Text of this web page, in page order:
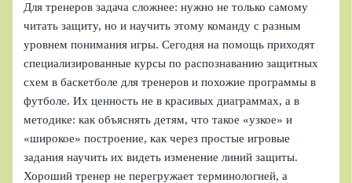
Для тренеров задача сложнее: нужно не только самому
читать защиту, но и научить этому команду с разным
уровнем понимания игры. Сегодня на помощь приходят
специализированные курсы по распознаванию защитных
схем в баскетболе для тренеров и похожие программы в
футболе. Их ценность не в красивых диаграммах, а в
методике: как объяснять детям, что такое «узкое» и
«широкое» построение, как через простые игровые
задания научить их видеть изменение линий защиты.
Хороший тренер не перегружает терминологией, а